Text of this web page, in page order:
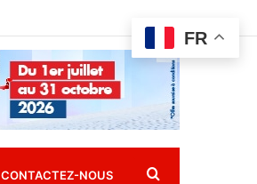
CONTACTEZ-NOUS Rechercher
FR